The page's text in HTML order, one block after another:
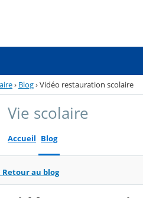
› Blog›Vidéo restauration scolaire
Vie scolaire
Accueil Blog
Retour au blog